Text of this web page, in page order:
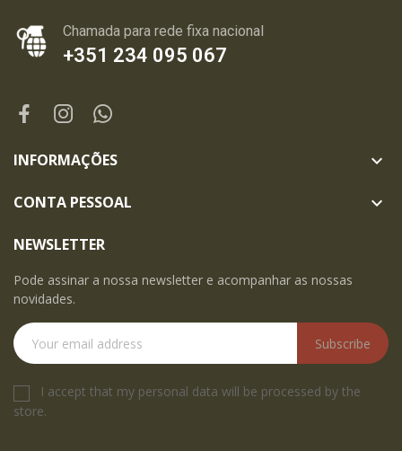
Chamada para rede fixa nacional
+351 234 095 067
INFORMAÇÕES 
CONTA PESSOAL 
NEWSLETTER
Pode assinar a nossa newsletter e acompanhar as nossas
novidades.
Subscribe
I accept that my personal data will be processed by the
store.